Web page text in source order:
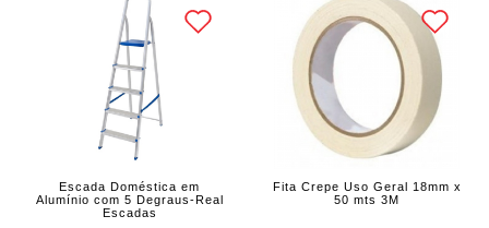
Escada Doméstica em
Alumínio com 5 Degraus-Real
Escadas
Fita Crepe Uso Geral 18mm x
50 mts 3M